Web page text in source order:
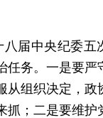
届中央纪委五
任务。一是要严
从组织决定，政
抓；二是要维护